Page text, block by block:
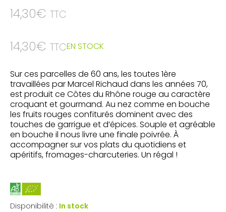
14,30€ TTC
14,30€ TTCEN STOCK
Sur ces parcelles de 60 ans, les toutes 1ère
travaillées par Marcel Richaud dans les années 70,
est produit ce Côtes du Rhône rouge au caractère
croquant et gourmand. Au nez comme en bouche
les fruits rouges confiturés dominent avec des
touches de garrigue et d’épices. Souple et agréable
en bouche il nous livre une finale poivrée. À
accompagner sur vos plats du quotidiens et
apéritifs, fromages-charcuteries. Un régal !
Disponibilité : In stock